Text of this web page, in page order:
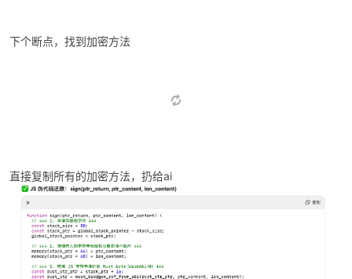
下个断点，找到加密方法
直接复制所有的加密方法，扔给ai